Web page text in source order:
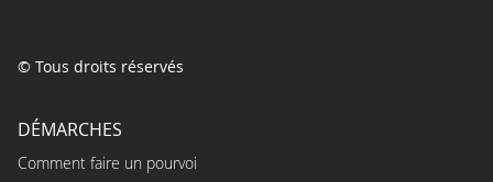
© Tous droits réservés
DÉMARCHES
Comment faire un pourvoi